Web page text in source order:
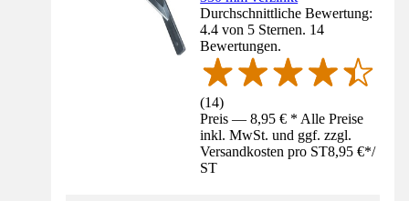
Durchschnittliche Bewertung:
4.4 von 5 Sternen. 14
Bewertungen.
(14)
Preis — 8,95 € * Alle Preise
inkl. MwSt. und ggf. zzgl.
Versandkosten pro ST8,95 €*/
ST